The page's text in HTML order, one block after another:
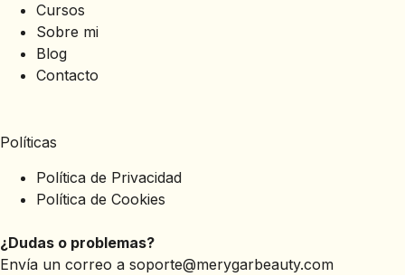
Cursos
Sobre mi
Blog
Contacto
Políticas
Política de Privacidad
Política de Cookies
¿Dudas o problemas?
Envía un correo a soporte@merygarbeauty.com